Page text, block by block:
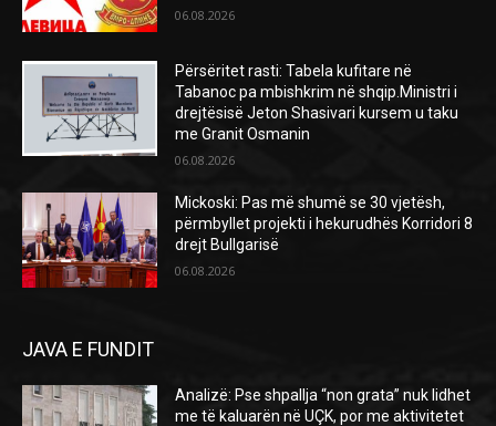
06.08.2026
Përsëritet rasti: Tabela kufitare në
Tabanoc pa mbishkrim në shqip.Ministri i
drejtësisë Jeton Shasivari kursem u taku
me Granit Osmanin
06.08.2026
Mickoski: Pas më shumë se 30 vjetësh,
përmbyllet projekti i hekurudhës Korridori 8
drejt Bullgarisë
06.08.2026
JAVA E FUNDIT
Analizë: Pse shpallja “non grata” nuk lidhet
me të kaluarën në UÇK, por me aktivitetet